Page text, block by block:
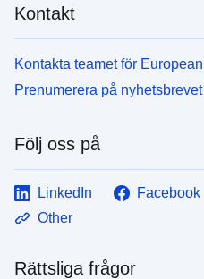
Kontakt
Kontakta teamet för
Prenumerera på nyhetsbrevet
Följ oss på
LinkedIn Facebook
Other
Rättsliga frågor